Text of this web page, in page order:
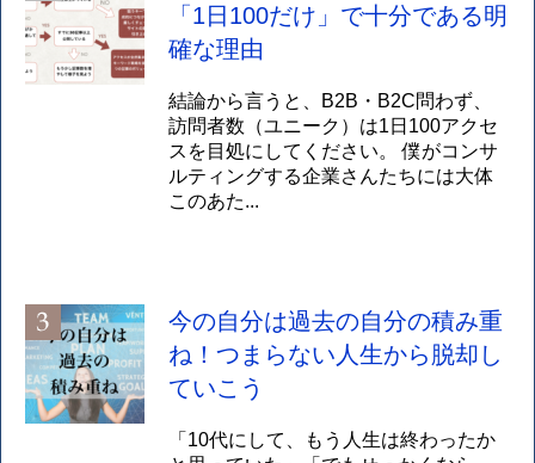
「1日100だけ」で十分である明
確な理由
結論から言うと、B2B・B2C問わず、
訪問者数（ユニーク）は1日100アクセ
スを目処にしてください。 僕がコンサ
ルティングする企業さんたちには大体
このあた...
今の自分は過去の自分の積み重
ね！つまらない人生から脱却し
ていこう
「10代にして、もう人生は終わったか